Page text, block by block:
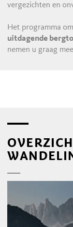
vergezichten en
Het programma
uitdagende
nemen u graag